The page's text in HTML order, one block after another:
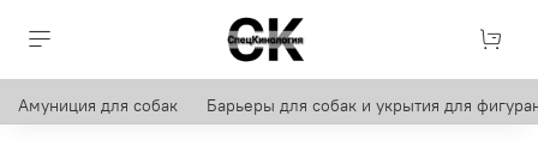
Амуниция для собак Барьеры для собак и укрытия для